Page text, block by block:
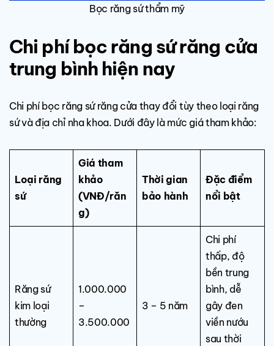
Bọc răng sứ thẩm mỹ
Chi phí bọc răng sứ răng cửa
trung bình hiện nay
Chi phí bọc răng sứ răng cửa thay đổi tùy theo loại răng
sứ và địa chỉ nha khoa. Dưới đây là mức giá tham khảo:
Loại răng
sứ
Giá tham
khảo
(VNĐ/răn
g)
Thời gian
bảo hành
Đặc điểm
nổi bật
Răng sứ
kim loại
thường
1.000.000
–
3.500.000
3 – 5 năm
Chi phí
thấp, độ
bền trung
bình, dễ
gây đen
viền nướu
sau thời